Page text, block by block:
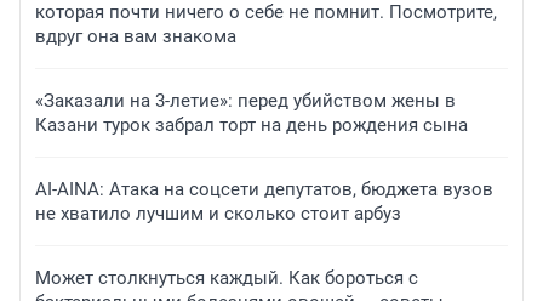
которая почти ничего о себе не помнит. Посмотрите,
вдруг она вам знакома
«Заказали на 3-летие»: перед убийством жены в
Казани турок забрал торт на день рождения сына
AI-AINA: Атака на соцсети депутатов, бюджета вузов
не хватило лучшим и сколько стоит арбуз
Может столкнуться каждый. Как бороться с